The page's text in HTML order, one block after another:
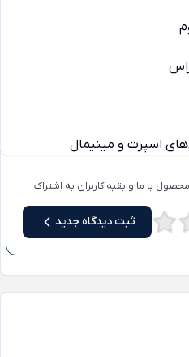
اسپرت و مینیمال
با ما و بقیه کاربران به اشتراک
ثبت دیدگاه جدید